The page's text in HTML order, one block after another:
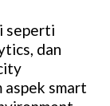
seperti
dan
aspek smart